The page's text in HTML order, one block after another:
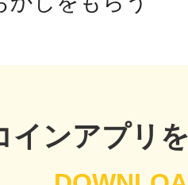
インアプリ
池袋